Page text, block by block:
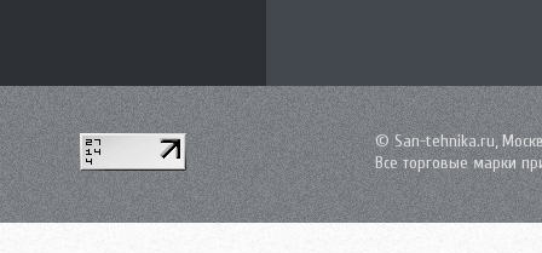
© San-tehnika.ru,
Все торговые марки